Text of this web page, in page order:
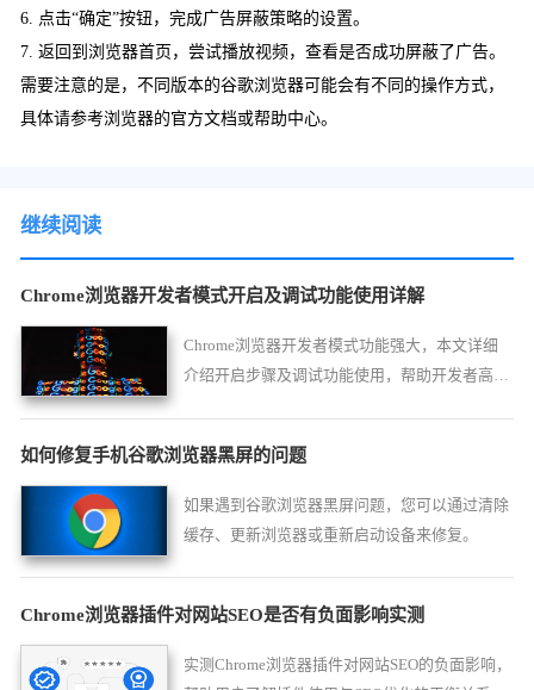
6. 点击“确定”按钮，完成广告屏蔽策略的设置。
7. 返回到浏览器首页，尝试播放视频，查看是否成功屏蔽了广告。
需要注意的是，不同版本的谷歌浏览器可能会有不同的操作方式，
具体请参考浏览器的官方文档或帮助中心。
继续阅读
Chrome浏览器开发者模式开启及调试功能使用详解
Chrome浏览器开发者模式功能强大，本文详细
介绍开启步骤及调试功能使用，帮助开发者高效
如何修复手机谷歌浏览器黑屏的问题
如果遇到谷歌浏览器黑屏问题，您可以通过清除
缓存、更新浏览器或重新启动设备来修复。
Chrome浏览器插件对网站SEO是否有负面影响实测
实测Chrome浏览器插件对网站SEO的负面影响，